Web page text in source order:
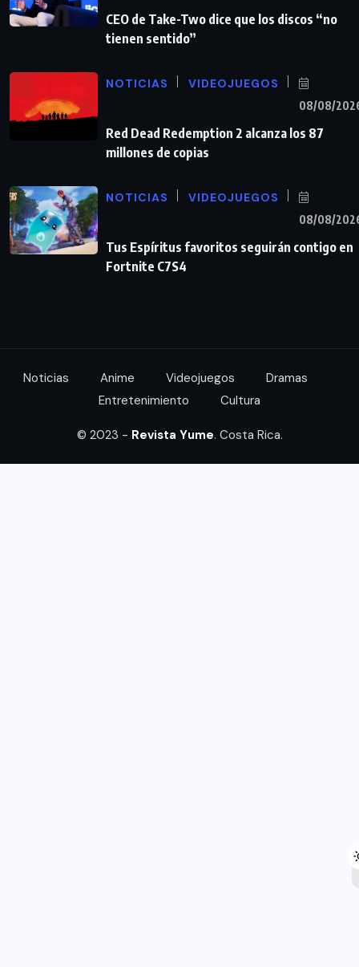
CEO de Take-Two dice que los discos “no
tienen sentido”
NOTICIAS VIDEOJUEGOS
08/08/
Red Dead Redemption 2 alcanza los 87
millones de copias
NOTICIAS VIDEOJUEGOS
08/08/
Tus Espíritus favoritos seguirán contigo en
Fortnite C7S4
Noticias Anime Videojuegos
Dramas
Entretenimiento
Cultura
© 2023 - Revista Yume. Costa Rica.